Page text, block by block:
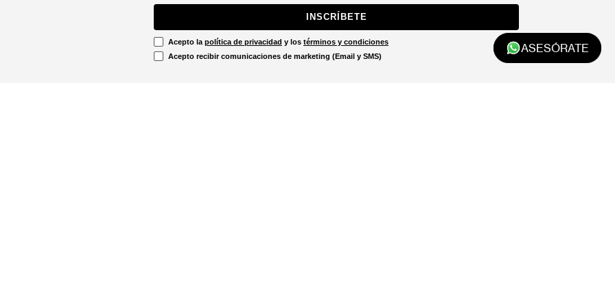
ASESÓRATE
INSCRÍBETE
Acepto la política de privacidad y los términos y condiciones
Acepto recibir comunicaciones de marketing (Email y SMS)